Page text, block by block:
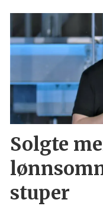
Solgte
stuper